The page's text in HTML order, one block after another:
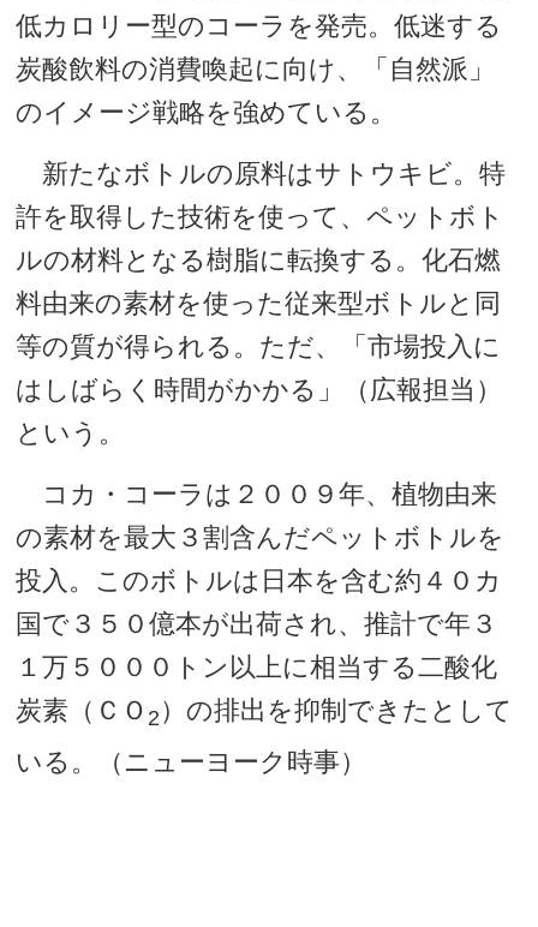
低カロリー型のコーラを発売。低迷する
炭酸飲料の消費喚起に向け、「自然派」
のイメージ戦略を強めている。
新たなボトルの原料はサトウキビ。特
許を取得した技術を使って、ペットボト
ルの材料となる樹脂に転換する。化石燃
料由来の素材を使った従来型ボトルと同
等の質が得られる。ただ、「市場投入に
はしばらく時間がかかる」（広報担当）
という。
コカ・コーラは２００９年、植物由来
の素材を最大３割含んだペットボトルを
投入。このボトルは日本を含む約４０カ
国で３５０億本が出荷され、推計で年３
１万５０００トン以上に相当する二酸化
炭素（ＣＯ 2 ）の排出を抑制できたとして
いる。（ニューヨーク時事）